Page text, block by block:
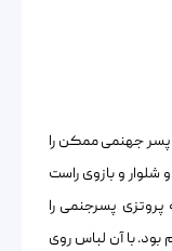
پسر جهنمی ممکن را
و بازوی راست
پسرجنمی را
بود. با آن لباس روی